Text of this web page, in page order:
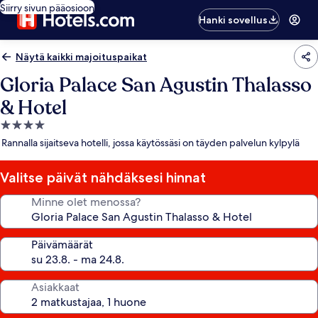
Siirry sivun pääosioon
Hanki sovellus
Näytä kaikki majoituspaikat
Gloria Palace San Agustin Thalasso
& Hotel
4.0
tähden
Rannalla sijaitseva hotelli, jossa käytössäsi on täyden palvelun kylpylä
Valitse päivät nähdäksesi hinnat
Minne olet menossa?
Päivämäärät
Asiakkaat